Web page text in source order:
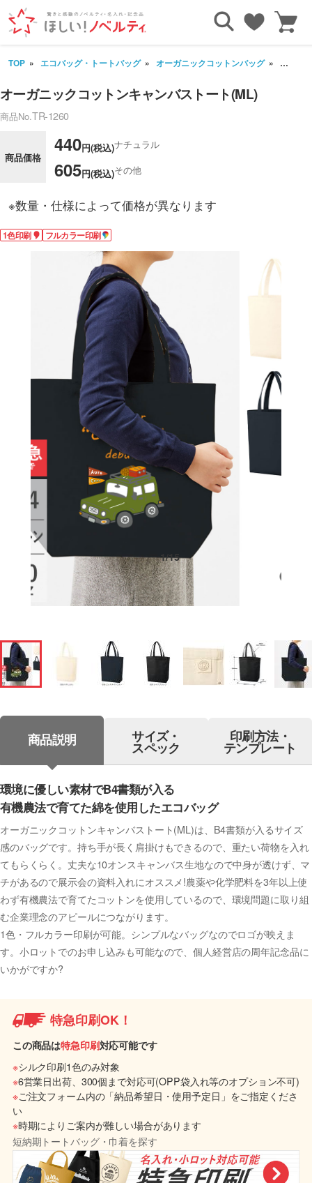
TOP エコバッグ・トートバッグ オーガニックコットンバッグ オーガ
オーガニックコットンキャンバストート(ML)
商品No.TR-1260
商品価格
440円(税込)ナチュラル
605円(税込)その他
※数量・仕様によって価格が異なります
1色印刷 フルカラー印刷
1/15
商品説明 サイズ・
スペック
印刷方法・
テンプレート
環境に優しい素材でB4書類が入る
有機農法で育てた綿を使用したエコバッグ
オーガニックコットンキャンバストート(ML)は、B4書類が入るサイズ
感のバッグです。持ち手が長く肩掛けもできるので、重たい荷物を入れ
てもらくらく。丈夫な10オンスキャンバス生地なので中身が透けず、マ
チがあるので展示会の資料入れにオススメ!農薬や化学肥料を3年以上使
わず有機農法で育てたコットンを使用しているので、環境問題に取り組
む企業理念のアピールにつながります。
1色・フルカラー印刷が可能。シンプルなバッグなのでロゴが映えま
す。小ロットでのお申し込みも可能なので、個人経営店の周年記念品に
いかがですか?
特急印刷OK！
この商品は特急印刷対応可能です
※シルク印刷1色のみ対象
※6営業日出荷、300個まで対応可(OPP袋入れ等のオプション不可)
※ご注文フォーム内の「納品希望日・使用予定日」をご指定くださ
い
※時期によりご案内が難しい場合があります
短納期トートバッグ・巾着を探す